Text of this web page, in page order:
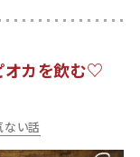
オカを飲む♡
ない話